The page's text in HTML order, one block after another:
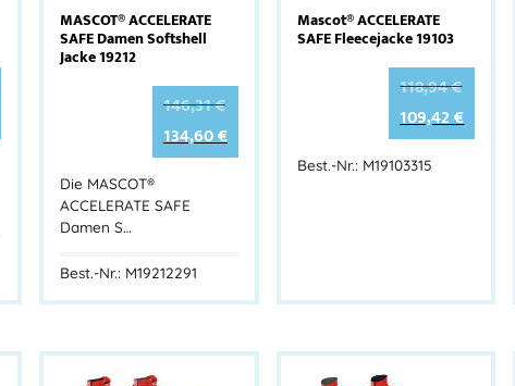
MASCOT® ACCELERATE
SAFE Damen Softshell
Jacke 19212
146,31€
134,60€
Die MASCOT®
ACCELERATE SAFE
Damen S…
Best.-Nr.: M19212291
Mascot® ACCELERATE
SAFE Fleecejacke 19103
118,94€
109,42€
Best.-Nr.: M19103315